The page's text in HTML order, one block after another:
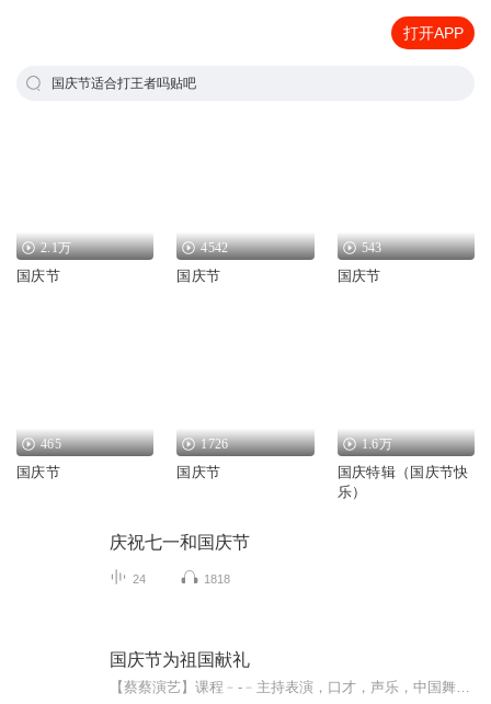
打开APP
国庆节适合打王者吗贴吧
2.1万
国庆节
4542
国庆节
543
国庆节
465
国庆节
1726
国庆节
1.6万
国庆特辑（国庆节快
乐）
庆祝七一和国庆节
24 1818
国庆节为祖国献礼